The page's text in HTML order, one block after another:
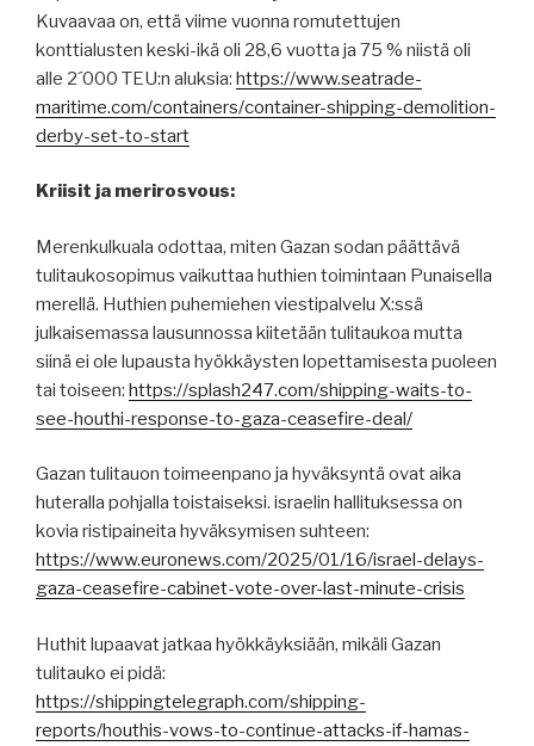
Kuvaavaa on, että viime vuonna romutettujen
konttialusten keski-ikä oli 28,6 vuotta ja 75 % niistä oli
alle 2´000 TEU:n aluksia: https://www.seatrade-
maritime.com/containers/container-shipping-demolition-
derby-set-to-start
Kriisit ja merirosvous:
Merenkulkuala odottaa, miten Gazan sodan päättävä
tulitaukosopimus vaikuttaa huthien toimintaan Punaisella
merellä. Huthien puhemiehen viestipalvelu X:ssä
julkaisemassa lausunnossa kiitetään tulitaukoa mutta
siinä ei ole lupausta hyökkäysten lopettamisesta puoleen
tai toiseen: https://splash247.com/shipping-waits-to-
see-houthi-response-to-gaza-ceasefire-deal/
Gazan tulitauon toimeenpano ja hyväksyntä ovat aika
huteralla pohjalla toistaiseksi. israelin hallituksessa on
kovia ristipaineita hyväksymisen suhteen:
https://www.euronews.com/2025/01/16/israel-delays-
gaza-ceasefire-cabinet-vote-over-last-minute-crisis
Huthit lupaavat jatkaa hyökkäyksiään, mikäli Gazan
tulitauko ei pidä:
https://shippingtelegraph.com/shipping-
reports/houthis-vows-to-continue-attacks-if-hamas-